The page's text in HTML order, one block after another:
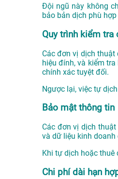
Đội ngũ này không
bảo bản dịch phù
Quy trình kiểm
Các đơn vị dịch
hiệu đính, và kiểm
chính xác tuyệt đối.
Ngược lại, việc tự
Bảo mật thông tin
Các đơn vị dịch
và dữ liệu kinh doanh
Khi tự dịch hoặc thuê
Chi phí dài hạn